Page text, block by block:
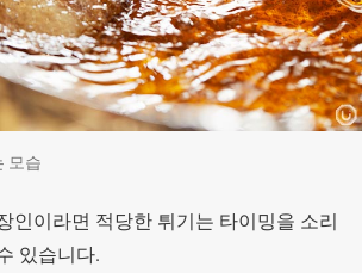
모습
인이라면 적당한 튀기는 타이밍을 소리
있습니다.